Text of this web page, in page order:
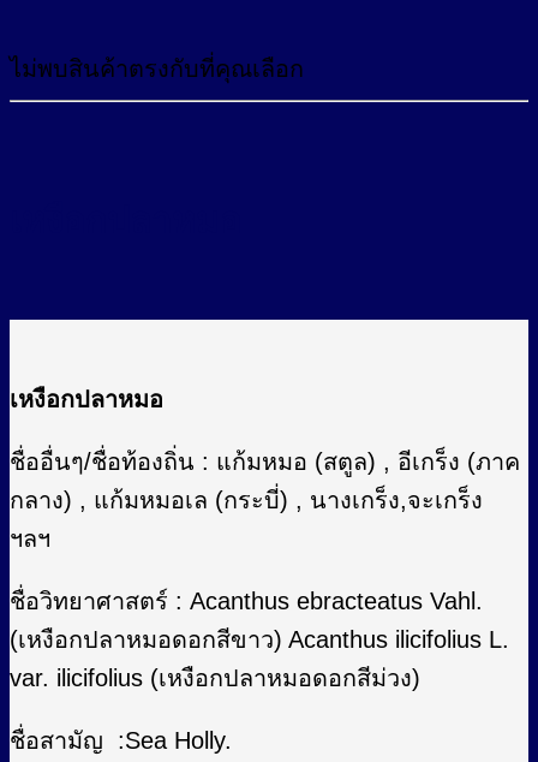
ไม่พบสินค้าตรงกับที่คุณเลือก
เหงือกปลาหมอ
ชื่ออื่นๆ/ชื่อท้องถิ่น : แก้มหมอ (สตูล) , อีเกร็ง (ภาค
กลาง) , แก้มหมอเล (กระบี่) , นางเกร็ง,จะเกร็ง
ฯลฯ
ชื่อวิทยาศาสตร์ : Acanthus ebracteatus Vahl.
(เหงือกปลาหมอดอกสีขาว) Acanthus ilicifolius L.
var. ilicifolius (เหงือกปลาหมอดอกสีม่วง)
ชื่อสามัญ :Sea Holly.